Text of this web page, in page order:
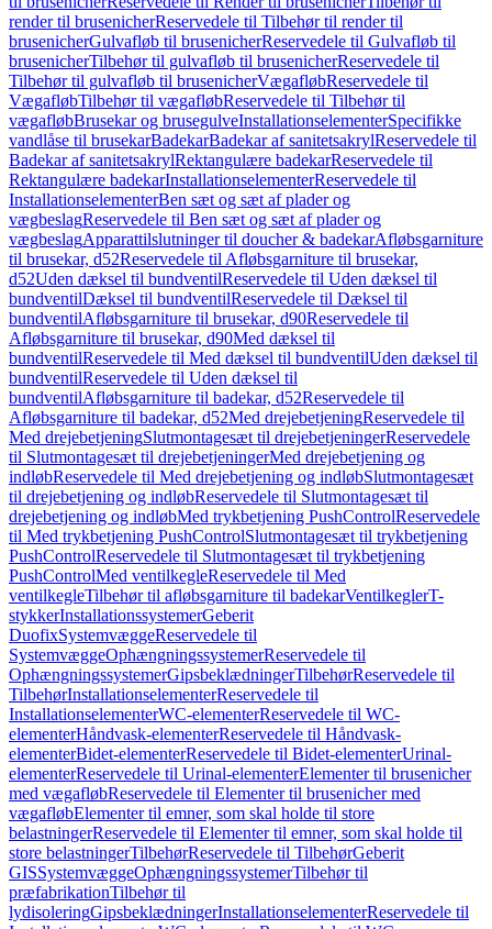
render til brusenicherReservedele til Tilbehør til render til
brusenicherGulvafløb til brusenicherReservedele til Gulvafløb til
brusenicherTilbehør til gulvafløb til brusenicherReservedele til
Tilbehør til gulvafløb til brusenicherVægafløbReservedele til
VægafløbTilbehør til vægafløbReservedele til Tilbehør til
vægafløbBrusekar og brusegulveInstallationselementerSpecifikke
vandlåse til brusekarBadekarBadekar af sanitetsakrylReservedele til
Badekar af sanitetsakrylRektangulære badekarReservedele til
Rektangulære badekarInstallationselementerReservedele til
InstallationselementerBen sæt og sæt af plader og
vægbeslagReservedele til Ben sæt og sæt af plader og
vægbeslagApparattilslutninger til doucher & badekarAfløbsgarniture
til brusekar, d52Reservedele til Afløbsgarniture til brusekar,
d52Uden dæksel til bundventilReservedele til Uden dæksel til
bundventilDæksel til bundventilReservedele til Dæksel til
bundventilAfløbsgarniture til brusekar, d90Reservedele til
Afløbsgarniture til brusekar, d90Med dæksel til
bundventilReservedele til Med dæksel til bundventilUden dæksel til
bundventilReservedele til Uden dæksel til
bundventilAfløbsgarniture til badekar, d52Reservedele til
Afløbsgarniture til badekar, d52Med drejebetjeningReservedele til
Med drejebetjeningSlutmontagesæt til drejebetjeningerReservedele
til Slutmontagesæt til drejebetjeningerMed drejebetjening og
indløbReservedele til Med drejebetjening og indløbSlutmontagesæt
til drejebetjening og indløbReservedele til Slutmontagesæt til
drejebetjening og indløbMed trykbetjening PushControlReservedele
til Med trykbetjening PushControlSlutmontagesæt til trykbetjening
PushControlReservedele til Slutmontagesæt til trykbetjening
PushControlMed ventilkegleReservedele til Med
ventilkegleTilbehør til afløbsgarniture til badekarVentilkeglerT-
stykkerInstallationssystemerGeberit
DuofixSystemvæggeReservedele til
SystemvæggeOphængningssystemerReservedele til
OphængningssystemerGipsbeklædningerTilbehørReservedele til
TilbehørInstallationselementerReservedele til
InstallationselementerWC-elementerReservedele til WC-
elementerHåndvask-elementerReservedele til Håndvask-
elementerBidet-elementerReservedele til Bidet-elementerUrinal-
elementerReservedele til Urinal-elementerElementer til brusenicher
med vægafløbReservedele til Elementer til brusenicher med
vægafløbElementer til emner, som skal holde til store
belastningerReservedele til Elementer til emner, som skal holde til
store belastningerTilbehørReservedele til TilbehørGeberit
GISSystemvæggeOphængningssystemerTilbehør til
præfabrikationTilbehør til
lydisoleringGipsbeklædningerInstallationselementerReservedele til